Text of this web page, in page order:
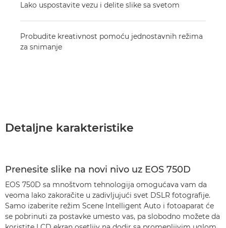
Lako uspostavite vezu i delite slike sa svetom
Probudite kreativnost pomoću jednostavnih režima
za snimanje
Detaljne karakteristike
Prenesite slike na novi nivo uz EOS 750D
EOS 750D sa mnoštvom tehnologija omogućava vam da
veoma lako zakoračite u zadivljujući svet DSLR fotografije.
Samo izaberite režim Scene Intelligent Auto i fotoaparat će
se pobrinuti za postavke umesto vas, pa slobodno možete da